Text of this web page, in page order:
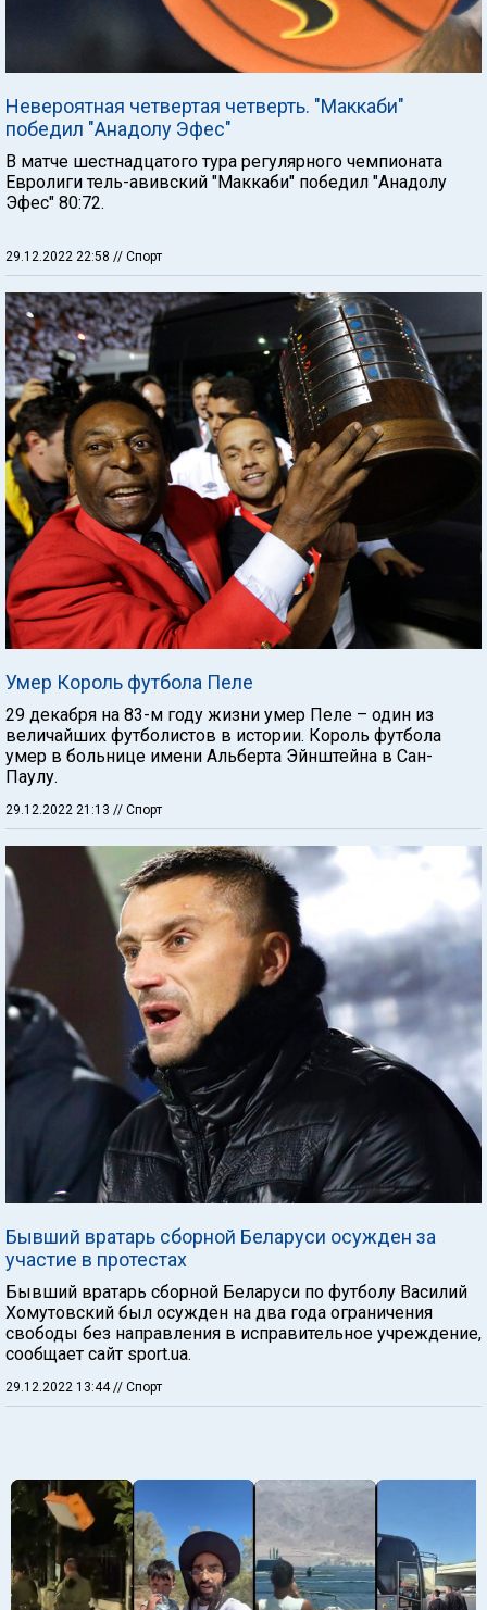
Невероятная четвертая четверть. "Маккаби"
победил "Анадолу Эфес"
В матче шестнадцатого тура регулярного чемпионата
Евролиги тель-авивский "Маккаби" победил "Анадолу
Эфес" 80:72.
29.12.2022 22:58 // Спорт
Умер Король футбола Пеле
29 декабря на 83-м году жизни умер Пеле – один из
величайших футболистов в истории. Король футбола
умер в больнице имени Альберта Эйнштейна в Сан-
Паулу.
29.12.2022 21:13 // Спорт
Бывший вратарь сборной Беларуси осужден за
участие в протестах
Бывший вратарь сборной Беларуси по футболу Василий
Хомутовский был осужден на два года ограничения
свободы без направления в исправительное учреждение,
сообщает сайт sport.ua.
29.12.2022 13:44 // Спорт